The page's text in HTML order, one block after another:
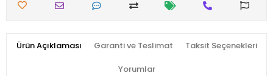
Ürün Açıklaması Garanti ve Teslimat Taksit Seçenekleri
Yorumlar